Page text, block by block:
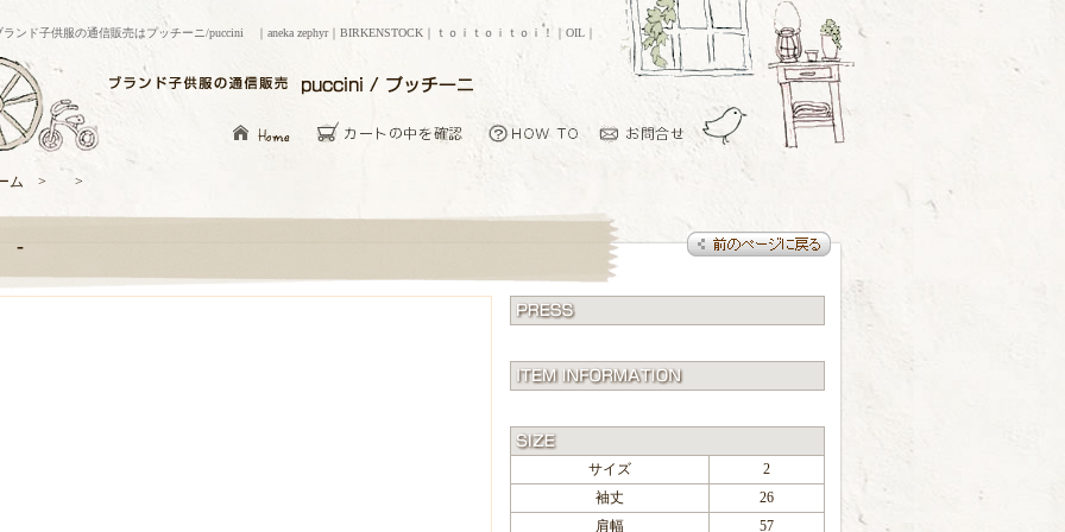
ランド子供服の通信販売はプッチーニ/puccini ｜aneka zephyr｜BIRKENSTOCK｜ｔｏｉｔｏｉｔｏｉ！｜OIL｜
ーム > >
-
サイズ
2
袖丈
26
肩幅
57